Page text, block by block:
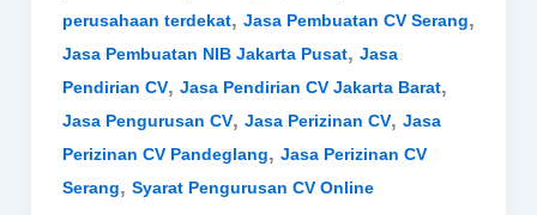
perusahaan terdekat, Jasa Pembuatan CV Serang,
Jasa Pembuatan NIB Jakarta Pusat, Jasa
Pendirian CV, Jasa Pendirian CV Jakarta Barat,
Jasa Pengurusan CV, Jasa Perizinan CV, Jasa
Perizinan CV Pandeglang, Jasa Perizinan CV
Serang, Syarat Pengurusan CV Online